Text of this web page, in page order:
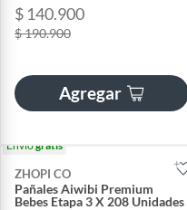
$ 140.900
$ 190.900
Agregar
Envíogratis
ZHOPI CO
Pañales Aiwibi Premium
Bebes Etapa 3 X 208 Unidades